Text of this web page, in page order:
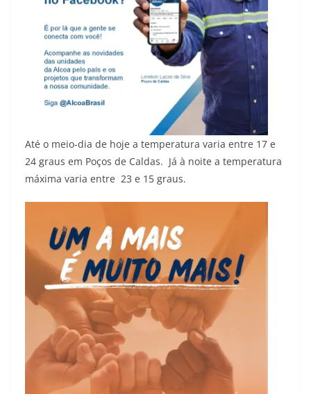
Até o meio-dia de hoje a temperatura varia entre 17 e
24 graus em Poços de Caldas. Já à noite a temperatura
máxima varia entre 23 e 15 graus.